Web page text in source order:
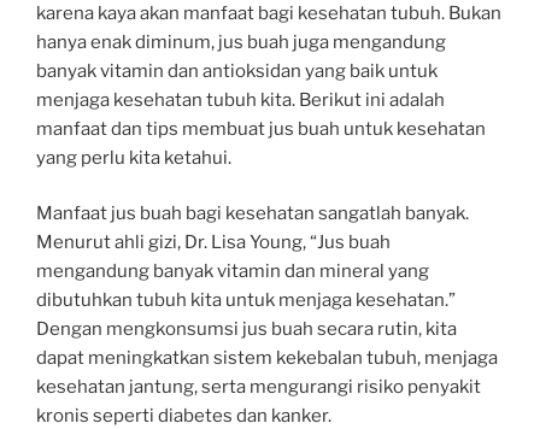
karena kaya akan manfaat bagi kesehatan tubuh. Bukan
hanya enak diminum, jus buah juga mengandung
banyak vitamin dan antioksidan yang baik untuk
menjaga kesehatan tubuh kita. Berikut ini adalah
manfaat dan tips membuat jus buah untuk kesehatan
yang perlu kita ketahui.
Manfaat jus buah bagi kesehatan sangatlah banyak.
Menurut ahli gizi, Dr. Lisa Young, “Jus buah
mengandung banyak vitamin dan mineral yang
dibutuhkan tubuh kita untuk menjaga kesehatan.”
Dengan mengkonsumsi jus buah secara rutin, kita
dapat meningkatkan sistem kekebalan tubuh, menjaga
kesehatan jantung, serta mengurangi risiko penyakit
kronis seperti diabetes dan kanker.